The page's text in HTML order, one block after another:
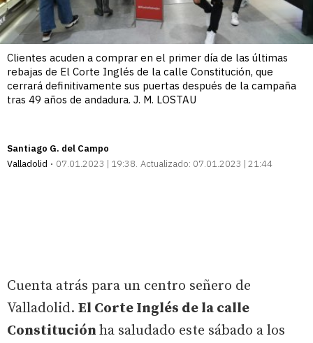
Clientes acuden a comprar en el primer día de las últimas
rebajas de El Corte Inglés de la calle Constitución, que
cerrará definitivamente sus puertas después de la campaña
tras 49 años de andadura. J. M. LOSTAU
Santiago G. del Campo
Valladolid
07.01.2023 | 19:38 Actualizado: 07.01.2023 | 21:44
Cuenta atrás para un centro señero de
Valladolid. El Corte Inglés de la calle
Constitución ha saludado este sábado a los